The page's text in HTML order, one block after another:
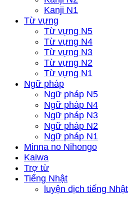
Kanji N1
Từ vựng
Từ vựng N5
Từ vựng N4
Từ vựng N3
Từ vựng N2
Từ vựng N1
Ngữ pháp
Ngữ pháp N5
Ngữ pháp N4
Ngữ pháp N3
Ngữ pháp N2
Ngữ pháp N1
Minna no Nihongo
Kaiwa
Trợ từ
Tiếng Nhật
luyện dịch tiếng Nhật